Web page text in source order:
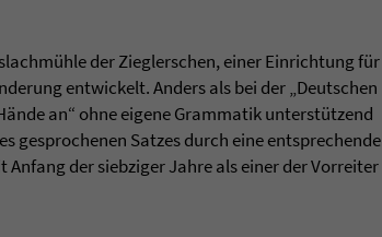
der Zieglerschen, einer Einrichtung für
entwickelt. Anders als bei der „Deutschen
an“ ohne eigene Grammatik unterstützend
gesprochenen Satzes durch eine entsprechende
der siebziger Jahre als einer der Vorreiter